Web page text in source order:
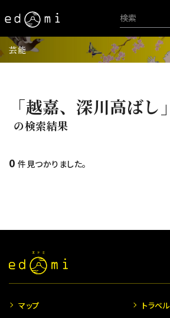
芸能
「越嘉、深川高ばし
の検索結果
0 件見つかりました。
マップ
トラベル